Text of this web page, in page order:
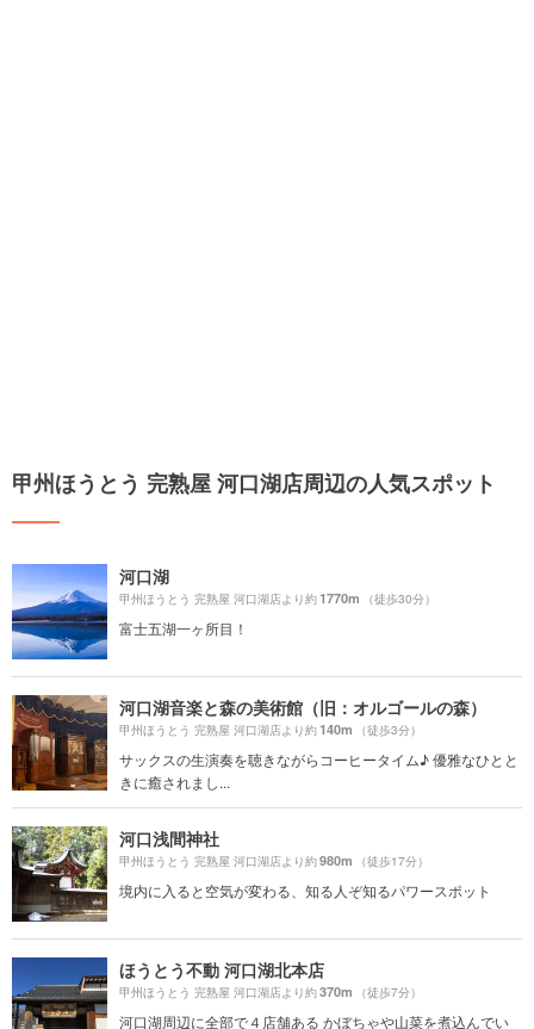
甲州ほうとう 完熟屋 河口湖店周辺の人気スポット
河口湖
甲州ほうとう 完熟屋 河口湖店より約1770m （徒歩30分）
富士五湖一ヶ所目！
河口湖音楽と森の美術館（旧：オルゴールの森）
甲州ほうとう 完熟屋 河口湖店より約140m （徒歩3分）
サックスの生演奏を聴きながらコーヒータイム♪ 優雅なひとと
きに癒されまし...
河口浅間神社
甲州ほうとう 完熟屋 河口湖店より約980m （徒歩17分）
境内に入ると空気が変わる、知る人ぞ知るパワースポット
ほうとう不動 河口湖北本店
甲州ほうとう 完熟屋 河口湖店より約370m （徒歩7分）
河口湖周辺に全部で４店舗ある かぼちゃや山菜を煮込んでい